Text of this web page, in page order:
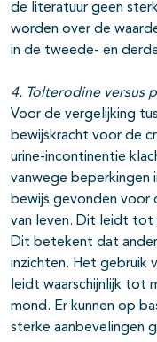
de literatuur geen
worden over de
in de tweede- en
4. Tolterodine versus
Voor de vergelijking
bewijskracht voor de
urine-incontinentie
vanwege beperkingen
bewijs gevonden voor
van leven. Dit leidt tot
Dit betekent dat
inzichten. Het gebruik
leidt waarschijnlijk tot
mond. Er kunnen op
sterke aanbevelingen